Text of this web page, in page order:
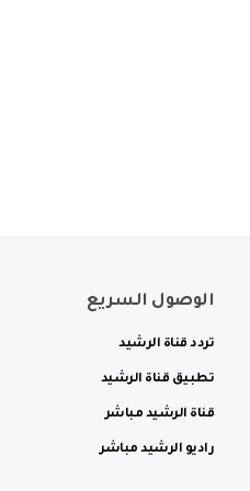
الوصول السريع
تردد قناة الرشيد
تطبيق قناة الرشيد
قناة الرشيد مباشر
راديو الرشيد مباشر